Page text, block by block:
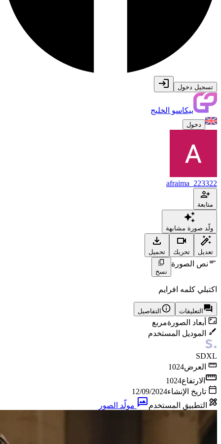
تسجيل دخول
بيكاسو الخليج
دخول
afraima_223322
متابعة
ولّد صورة مشابهة
تعديل تحريك تحميل
نص الصورة
نسخ
اكتبلي كلمه افرايم
التعليقات التفاصيل
أبعاد الصورةمربع
الموديل المستخدم
SDXL
العرض1024
الارتفاع1024
تاريخ الإنشاء12/09/2024
التطبيق المستخدم
مولّد الصور